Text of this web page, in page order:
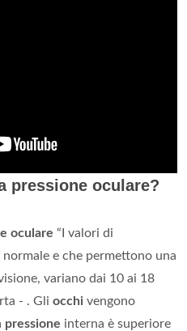
pressione oculare?
oculare “I valori di
e che permettono una
variano dai 10 ai 18
- . Gli occhi vengono
pressione interna è superiore